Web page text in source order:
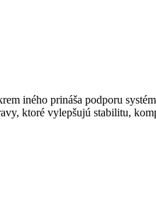
iného prináša podporu
ktoré vylepšujú stabilitu,